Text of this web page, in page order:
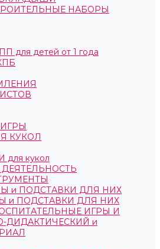
НАБОРЫ
детей от 1 года
КУКОЛ
кукол
и ПОДСТАВКИ ДЛЯ НИХ
и ПОДСТАВКИ ДЛЯ НИХ
ИГРЫ И
ДИДАКТИЧЕСКИЙ и